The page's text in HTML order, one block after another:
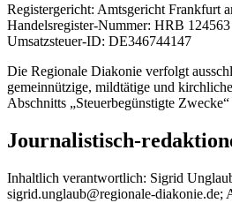
Registergericht: Amtsgericht Frankfurt
Handelsregister-Nummer: HRB 124563
Umsatzsteuer-ID: DE346744147
Die Regionale Diakonie verfolgt
gemeinnützige, mildtätige und
Abschnitts „Steuerbegünstigte
Journalistisch-
Inhaltlich verantwortlich: Sigrid
sigrid.unglaub@regionale-diakonie.de;